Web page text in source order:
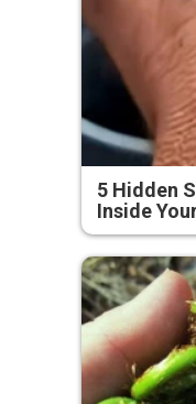
5 Hidden
Inside